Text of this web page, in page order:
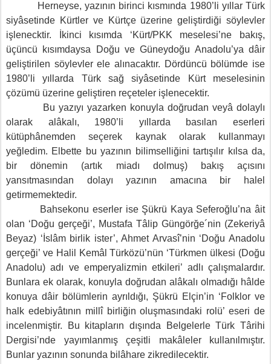
Herneyse, yazının birinci kısmında 1980’li yıllar Türk
siyâsetinde Kürtler ve Kürtçe üzerine geliştirdiği söylevler
işlenecktir. İkinci kısımda ‘Kürt/PKK meselesi’ne bakış,
üçüncü kısımdaysa Doğu ve Güneydoğu Anadolu’ya dâir
geliştirilen söylevler ele alınacaktır. Dördüncü bölümde ise
1980’li yıllarda Türk sağ siyâsetinde Kürt meselesinin
çözümü üzerine geliştiren reçeteler işlenecektir.
Bu yazıyı yazarken konuyla doğrudan veyâ dolaylı
olarak alâkalı, 1980’li yıllarda basılan eserleri
kütüphânemden seçerek kaynak olarak kullanmayı
yeğledim. Elbette bu yazının bilimselliğini tartışılır kılsa da,
bir dönemin (artık miadı dolmuş) bakış açısını
yansıtmasından dolayı yazının amacına bir halel
getirmemektedir.
Bahsekonu eserler ise Şükrü Kaya Seferoğlu’na âit
olan ‘Doğu gerçeği’, Mustafa Tâlip Güngörğe´nin (Zekeriyâ
Beyaz) ‘İslâm birlik ister’, Ahmet Arvasî’nin ‘Doğu Anadolu
gerçeği’ ve Halil Kemâl Türközü’nün ‘Türkmen ülkesi (Doğu
Anadolu) adı ve emperyalizmin etkileri’ adlı çalışmalardır.
Bunlara ek olarak, konuyla doğrudan alâkalı olmadığı hâlde
konuya dâir bölümlerin ayrıldığı, Şükrü Elçin’in ‘Folklor ve
halk edebiyâtının millî birliğin oluşmasındaki rolü’ eseri de
incelenmiştir. Bu kitapların dışında Belgelerle Türk Târihi
Dergisi’nde yayımlanmış çeşitli makâleler kullanılmıştır.
Bunlar yazının sonunda bilâhare zikredilecektir.